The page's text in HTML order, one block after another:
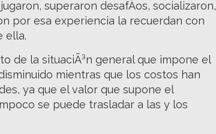
superaron desafÃ­os, socializaron,
por esa experiencia la recuerdan con
ella.
de la situaciÃ³n general que impone el
mientras que los costos han
ya que el valor que supone el
se puede trasladar a las y los